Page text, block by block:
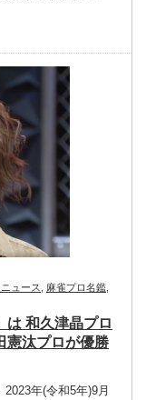
ュース 麻雀プロ名鑑
は 和久津晶プロ
憲汰プロが優勝
年(令和5年)9月